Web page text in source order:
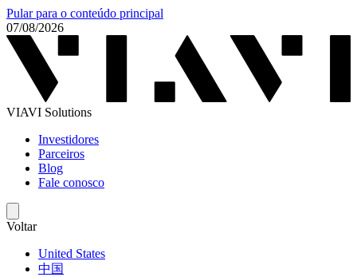
Pular para o conteúdo principal
07/08/2026
VIAVI Solutions
Investidores
Parceiros
Blog
Fale conosco
Voltar
United States
中国